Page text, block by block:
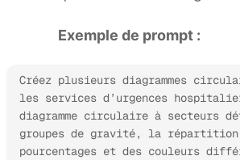
Exemple de prompt :
Créez plusieurs diagrammes
les services d’urgences
diagramme circulaire à secteurs
groupes de gravité, la
pourcentages et des couleurs